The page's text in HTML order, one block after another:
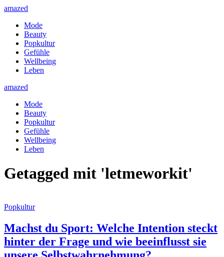
amazed
Mode
Beauty
Popkultur
Gefühle
Wellbeing
Leben
amazed
Mode
Beauty
Popkultur
Gefühle
Wellbeing
Leben
Getagged mit 'letmeworkit'
Popkultur
Machst du Sport: Welche Intention steckt
hinter der Frage und wie beeinflusst sie